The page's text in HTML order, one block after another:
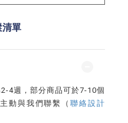
清單
4週，部分商品可於7-10個
動與我們聯繫（ 聯絡設計